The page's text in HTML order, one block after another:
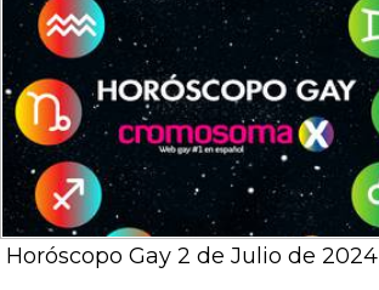
Horóscopo Gay 2 de Julio de 2024